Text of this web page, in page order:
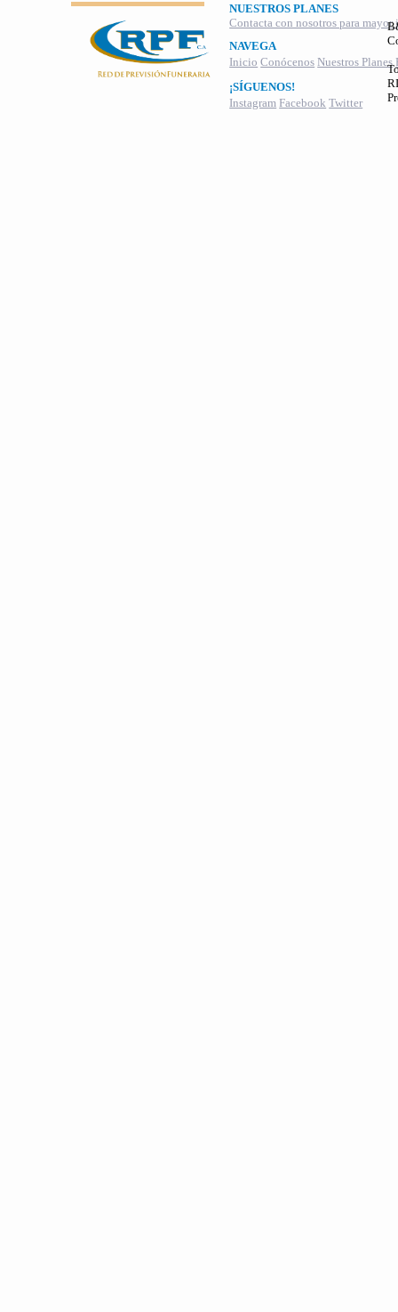
NUESTROS PLANES
Contacta con nosotros para
NAVEGA
Inicio Conócenos Nuestros Planes
¡SÍGUENOS!
Instagram Facebook Twitter